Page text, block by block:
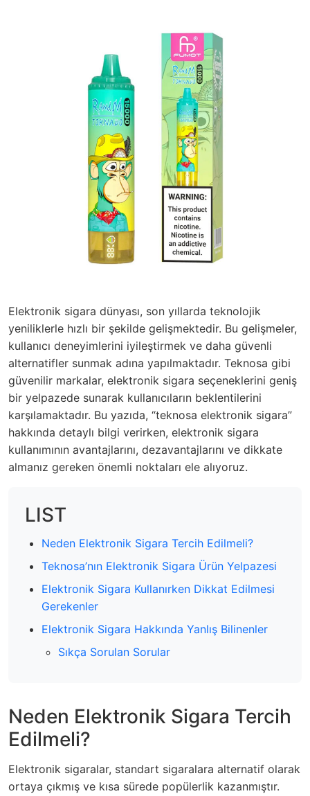
Elektronik sigara dünyası, son yıllarda teknolojik
yeniliklerle hızlı bir şekilde gelişmektedir. Bu gelişmeler,
kullanıcı deneyimlerini iyileştirmek ve daha güvenli
alternatifler sunmak adına yapılmaktadır. Teknosa gibi
güvenilir markalar, elektronik sigara seçeneklerini geniş
bir yelpazede sunarak kullanıcıların beklentilerini
karşılamaktadır. Bu yazıda, “teknosa elektronik sigara”
hakkında detaylı bilgi verirken, elektronik sigara
kullanımının avantajlarını, dezavantajlarını ve dikkate
almanız gereken önemli noktaları ele alıyoruz.
LIST
Neden Elektronik Sigara Tercih Edilmeli?
Teknosa’nın Elektronik Sigara Ürün Yelpazesi
Elektronik Sigara Kullanırken Dikkat Edilmesi
Gerekenler
Elektronik Sigara Hakkında Yanlış Bilinenler
Sıkça Sorulan Sorular
Neden Elektronik Sigara Tercih
Edilmeli?
Elektronik sigaralar, standart sigaralara alternatif olarak
ortaya çıkmış ve kısa sürede popülerlik kazanmıştır.